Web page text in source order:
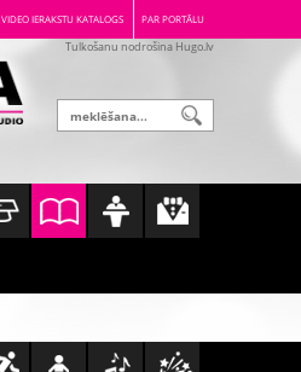
VIDEO IERAKSTU KATALOGS PAR PORTĀLU
Tulkošanu nodrošina Hugo.lv